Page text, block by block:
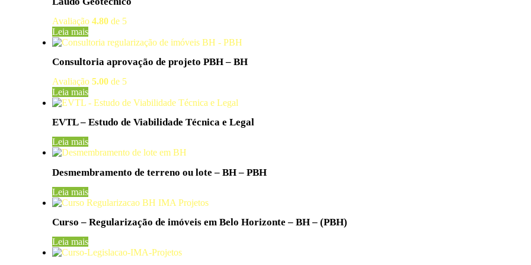
Avaliação 4.80 de 5
Leia mais
Consultoria aprovação de projeto PBH – BH
Avaliação 5.00 de 5
Leia mais
EVTL – Estudo de Viabilidade Técnica e Legal
Leia mais
Desmembramento de terreno ou lote – BH – PBH
Leia mais
Curso – Regularização de imóveis em Belo Horizonte – BH – (PBH)
Leia mais